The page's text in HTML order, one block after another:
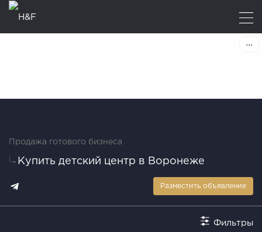
Продажа готового бизнеса
Купить детский центр в Воронеже
Разместить объявление
Фильтры